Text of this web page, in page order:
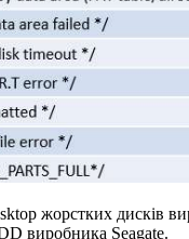
жорстких дисків
виробника Seagate.